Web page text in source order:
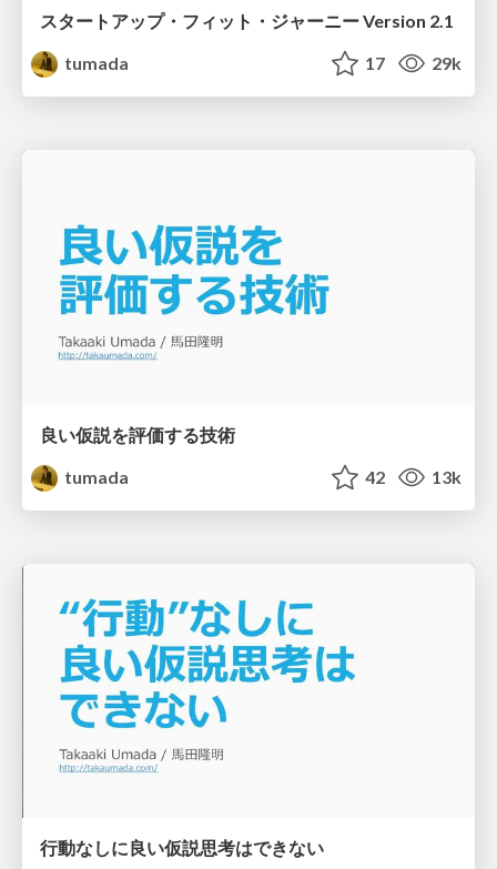
スタートアップ・フィット・ジャーニー Version 2.1
tumada
17 29k
良い仮説を評価する技術
tumada
42 13k
行動なしに良い仮説思考はできない